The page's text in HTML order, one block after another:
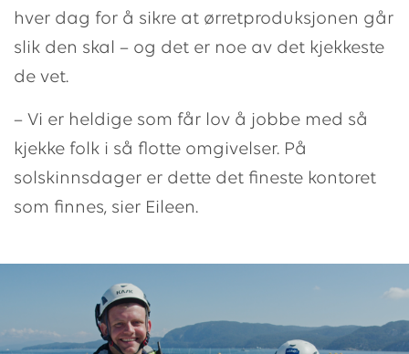
hver dag for å sikre at ørretproduksjonen går
slik den skal – og det er noe av det kjekkeste
de vet.
– Vi er heldige som får lov å jobbe med så
kjekke folk i så flotte omgivelser. På
solskinnsdager er dette det fineste kontoret
som finnes, sier Eileen.